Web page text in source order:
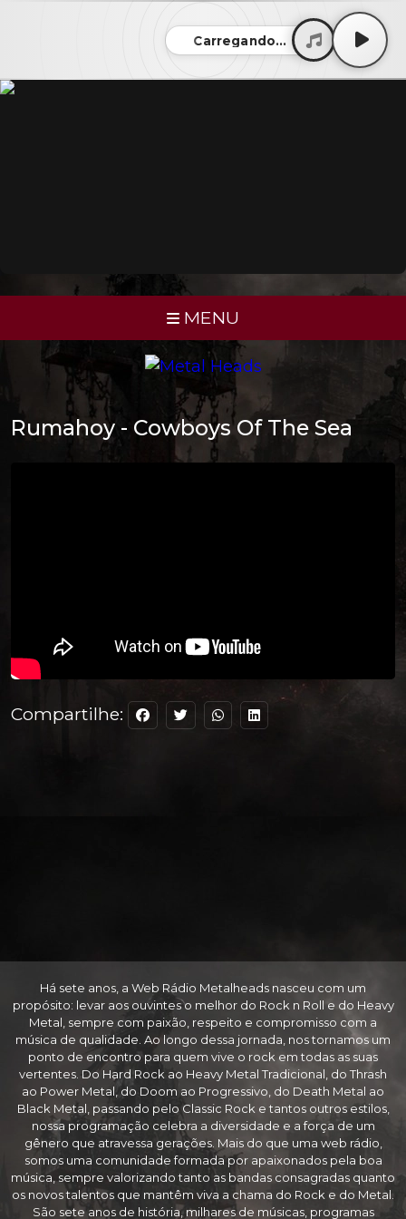
Carregando...
MENU
Rumahoy - Cowboys Of The Sea
Compartilhe:
Há sete anos, a Web Rádio Metalheads nasceu com um
propósito: levar aos ouvintes o melhor do Rock n Roll e do Heavy
Metal, sempre com paixão, respeito e compromisso com a
música de qualidade. Ao longo dessa jornada, nos tornamos um
ponto de encontro para quem vive o rock em todas as suas
vertentes. Do Hard Rock ao Heavy Metal Tradicional, do Thrash
ao Power Metal, do Doom ao Progressivo, do Death Metal ao
Black Metal, passando pelo Classic Rock e tantos outros estilos,
nossa programação celebra a diversidade e a força de um
gênero que atravessa gerações. Mais do que uma web rádio,
somos uma comunidade formada por apaixonados pela boa
música, sempre valorizando tanto as bandas consagradas quanto
os novos talentos que mantêm viva a chama do Rock e do Metal.
São sete anos de história, milhares de músicas, programas